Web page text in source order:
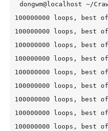
dongwm@localhost ~/
100000000 loops, best
100000000 loops, best
100000000 loops, best
100000000 loops, best
100000000 loops, best
100000000 loops, best
100000000 loops, best
100000000 loops, best
100000000 loops, best